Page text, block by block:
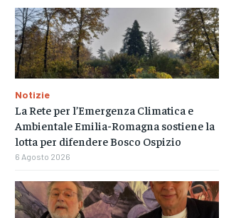
Notizie
La Rete per l’Emergenza Climatica e
Ambientale Emilia-Romagna sostiene la
lotta per difendere Bosco Ospizio
6 Agosto 2026